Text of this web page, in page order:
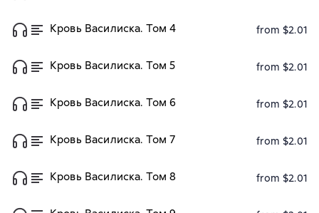
Кровь Василиска. Том 4 from $2.01
Кровь Василиска. Том 5 from $2.01
Кровь Василиска. Том 6 from $2.01
Кровь Василиска. Том 7 from $2.01
Кровь Василиска. Том 8 from $2.01